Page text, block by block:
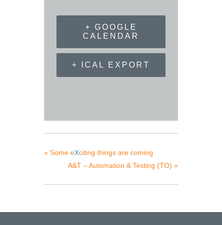
+ GOOGLE
CALENDAR
+ ICAL EXPORT
« Some eXciting things are coming
A&T – Automation & Testing (TO) »